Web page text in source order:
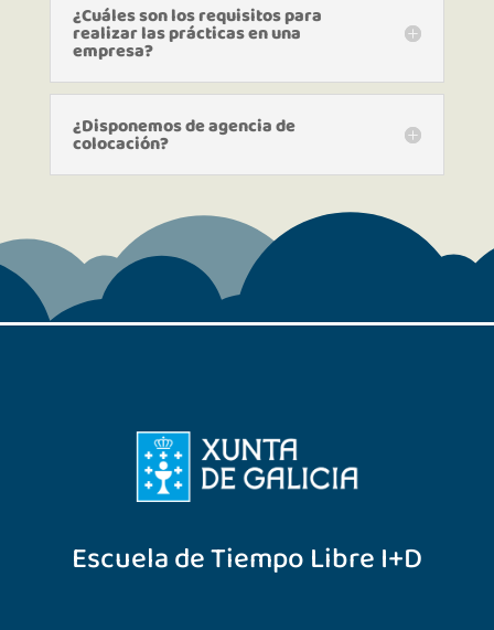
¿Cuáles son los requisitos para
realizar las prácticas en una
empresa?
¿Disponemos de agencia de
colocación?
Escuela de Tiempo Libre I+D